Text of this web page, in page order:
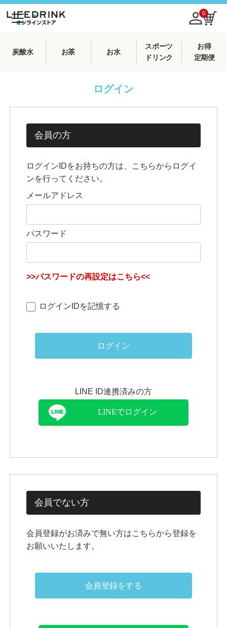
0
炭酸水 お茶 お水
スポーツ
ドリンク
お得
定期便
ログイン
会員の方
ログインIDをお持ちの方は、こちらからログイ
ンを行ってください。
メールアドレス
パスワード
>>パスワードの再設定はこちら<<
ログインIDを記憶する
ログイン
LINE ID連携済みの方
LINEでログイン
会員でない方
会員登録がお済みで無い方はこちらから登録を
お願いいたします。
会員登録をする